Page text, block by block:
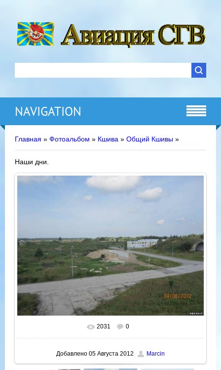
NAVIGATION
Главная » Фотоальбом » Кшива » Общий Кшивы »
Наши дни.
В реальном размере 730x547
2031 0
Добавлено 05 Августа 2012 Marcin